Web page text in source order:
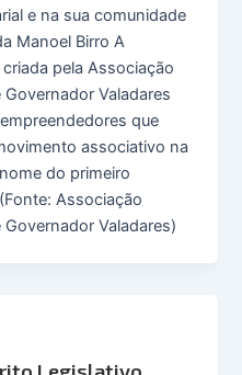
e na sua comunidade
Manoel Birro A
pela Associação
Valadares
que
associativo na
do primeiro
Associação
Valadares)
Legislativo